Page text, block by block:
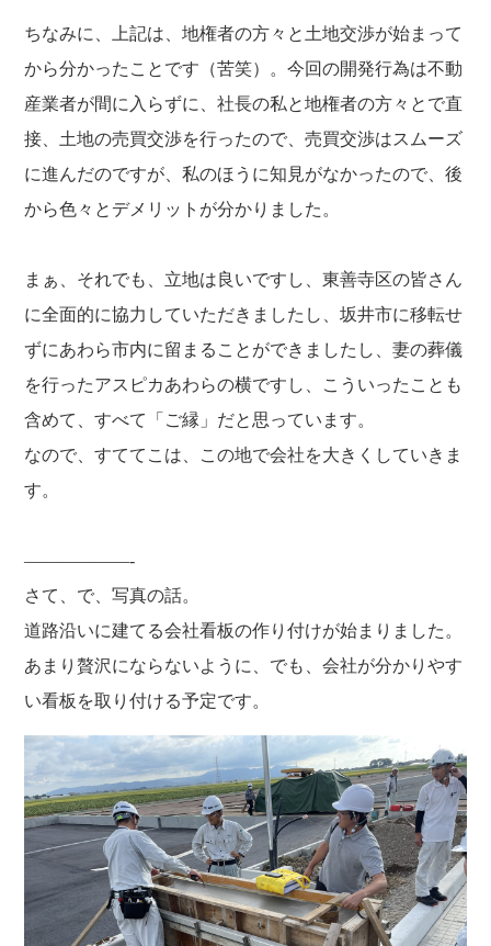
ちなみに、上記は、地権者の方々と土地交渉が始まって
から分かったことです（苦笑）。今回の開発行為は不動
産業者が間に入らずに、社長の私と地権者の方々とで直
接、土地の売買交渉を行ったので、売買交渉はスムーズ
に進んだのですが、私のほうに知見がなかったので、後
から色々とデメリットが分かりました。
まぁ、それでも、立地は良いですし、東善寺区の皆さん
に全面的に協力していただきましたし、坂井市に移転せ
ずにあわら市内に留まることができましたし、妻の葬儀
を行ったアスピカあわらの横ですし、こういったことも
含めて、すべて「ご縁」だと思っています。
なので、すててこは、この地で会社を大きくしていきま
す。
——————-
さて、で、写真の話。
道路沿いに建てる会社看板の作り付けが始まりました。
あまり贅沢にならないように、でも、会社が分かりやす
い看板を取り付ける予定です。